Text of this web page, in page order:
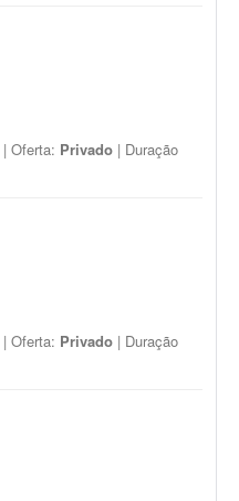
| Oferta: Privado | Duração
| Oferta: Privado | Duração